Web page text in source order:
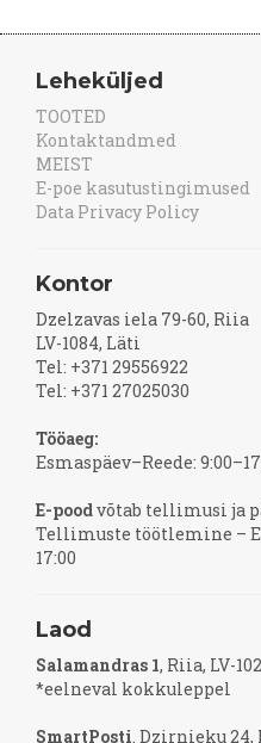
Leheküljed
TOOTED
Kontaktandmed
MEIST
E-poe kasutustingimused
Data Privacy Policy
Kontor
Dzelzavas iela 79-60, Riia
LV-1084, Läti
Tel: +371 29556922
Tel: +371 27025030
Tööaeg:
Esmaspäev–Reede:
E-poodvõtab tellimusi ja
Tellimuste töötlemine –
17:00
Laod
Salamandras 1, Riia, LV-
*eelneval kokkuleppel
SmartPosti. Dzirnieku 24,